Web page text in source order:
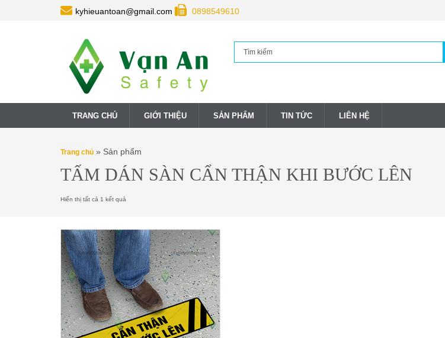
kyhieuantoan@gmail.com 0898549610
TRANG CHỦ GIỚI THIỆU SẢN PHẨM TIN TỨC LIÊN HỆ
Trang chủ » Sản phẩm
TẤM DÁN SÀN CẨN THẬN KHI BƯỚC LÊN
Hiển thị tất cả 1 kết quả